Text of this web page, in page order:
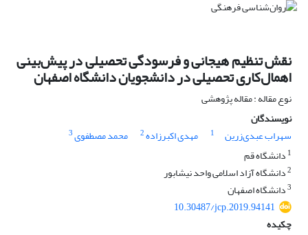
نقش تنظیم هیجانی و فرسودگی تحصیلی در پیش‌بینی
اهمال‌کاری تحصیلی در دانشجویان دانشگاه اصفهان
نوع مقاله : مقاله پژوهشی
نویسندگان
سهراب عبدی‌زرین
1 مهدی اکبرزاده2 محمد مصطفوی3
1 دانشگاه قم
2دانشگاه آزاد اسلامی واحد نیشابور
3دانشگاه اصفهان
10.30487/jcp.2019.94141
چکیده